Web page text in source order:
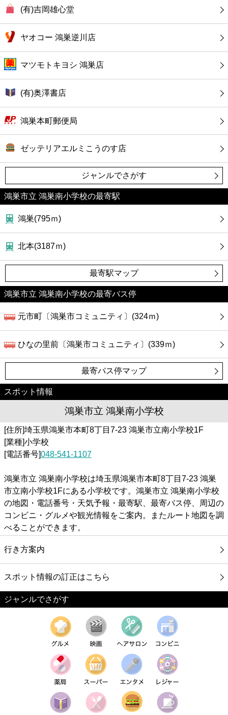
病院
ホテル
(有)吉岡雄心堂
ヤオコー 鴻巣逆川店
マツモトキヨシ 鴻巣店
(有)奥澤書店
鴻巣本町郵便局
ゼッテリアエルミこうのす店
ジャンルでさがす
鴻巣市立 鴻巣南小学校の最寄駅
鴻巣(795ｍ)
北本(3187ｍ)
最寄駅マップ
鴻巣市立 鴻巣南小学校の最寄バス停
元市町〔鴻巣市コミュニティ〕(324ｍ)
ひなの里前〔鴻巣市コミュニティ〕(339ｍ)
最寄バス停マップ
スポット情報
鴻巣市立 鴻巣南小学校
[住所]埼玉県鴻巣市本町8丁目7-23 鴻巣市立南小学校1F
[業種]小学校
[電話番号]048-541-1107
鴻巣市立 鴻巣南小学校は埼玉県鴻巣市本町8丁目7-23 鴻巣
市立南小学校1Fにある小学校です。鴻巣市立 鴻巣南小学校
の地図・電話番号・天気予報・最寄駅、最寄バス停、周辺の
コンビニ・グルメや観光情報をご案内。またルート地図を調
べることができます。
行き方案内
スポット情報の訂正はこちら
ジャンルでさがす